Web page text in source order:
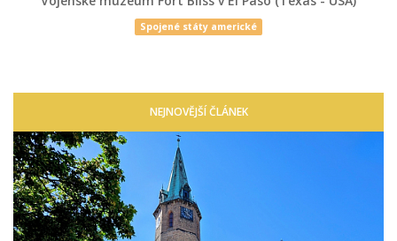
Spojené státy americké
NEJNOVĚJŠÍ ČLÁNEK